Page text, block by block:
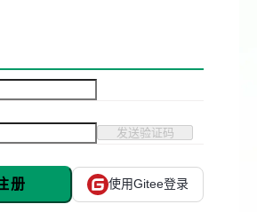
发送验证码
册 使用Gitee登录